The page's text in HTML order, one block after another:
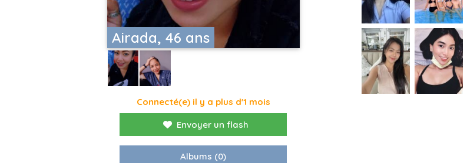
Airada, 46 ans
Connecté(e) il y a plus d'1 mois
Envoyer un flash
Albums (0)